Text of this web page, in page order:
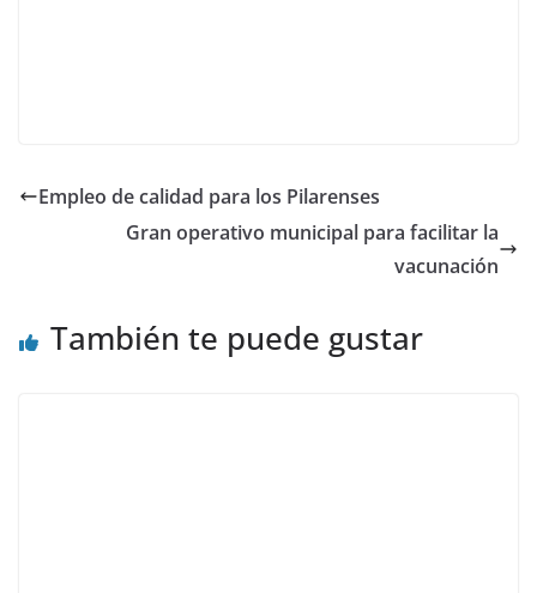
Empleo de calidad para los Pilarenses
Gran operativo municipal para facilitar la
vacunación
También te puede gustar